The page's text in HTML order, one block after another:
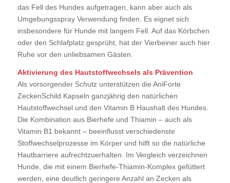
das Fell des Hundes aufgetragen, kann aber auch als
Umgebungsspray Verwendung finden. Es eignet sich
insbesondere für Hunde mit langem Fell. Auf das Körbchen
oder den Schlafplatz gesprüht, hat der Vierbeiner auch hier
Ruhe vor den unliebsamen Gästen.
Aktivierung des Hautstoffwechsels als Prävention
Als vorsorgender Schutz unterstützen die AniForte
ZeckenSchild Kapseln ganzjährig den natürlichen
Hautstoffwechsel und den Vitamin B Haushalt des Hundes.
Die Kombination aus Bierhefe und Thiamin – auch als
Vitamin B1 bekannt – beeinflusst verschiedenste
Stoffwechselprozesse im Körper und hilft so die natürliche
Hautbarriere aufrechtzuerhalten. Im Vergleich verzeichnen
Hunde, die mit einem Bierhefe-Thiamin-Komplex gefüttert
werden, eine deutlich geringere Anzahl an Zecken als